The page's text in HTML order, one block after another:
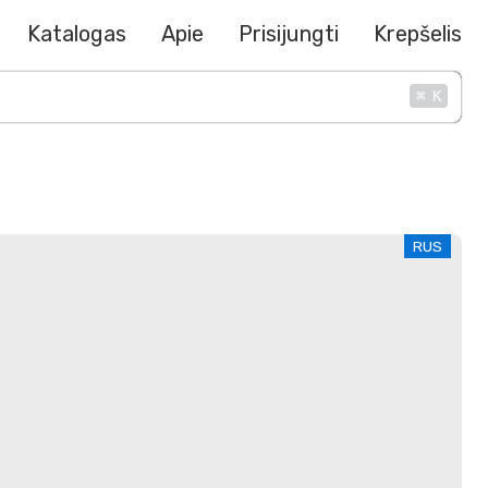
Katalogas Apie Prisijungti Krepšelis
⌘ K
RUS